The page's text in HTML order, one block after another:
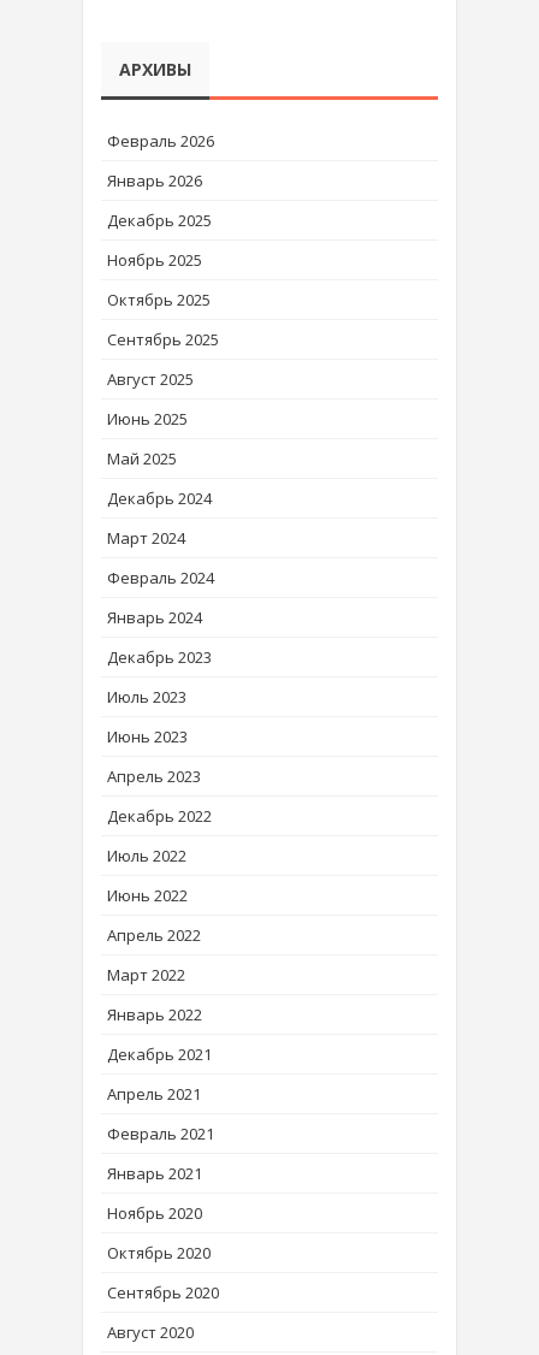
АРХИВЫ
Февраль 2026
Январь 2026
Декабрь 2025
Ноябрь 2025
Октябрь 2025
Сентябрь 2025
Август 2025
Июнь 2025
Май 2025
Декабрь 2024
Март 2024
Февраль 2024
Январь 2024
Декабрь 2023
Июль 2023
Июнь 2023
Апрель 2023
Декабрь 2022
Июль 2022
Июнь 2022
Апрель 2022
Март 2022
Январь 2022
Декабрь 2021
Апрель 2021
Февраль 2021
Январь 2021
Ноябрь 2020
Октябрь 2020
Сентябрь 2020
Август 2020